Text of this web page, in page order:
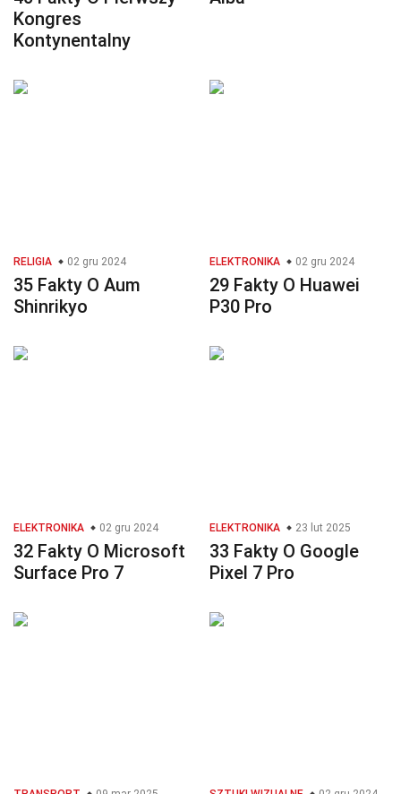
Kongres
Kontynentalny
RELIGIA 02 gru 2024
35 Fakty O Aum
Shinrikyo
ELEKTRONIKA 02 gru 2024
29 Fakty O Huawei
P30 Pro
ELEKTRONIKA 02 gru 2024
32 Fakty O Microsoft
Surface Pro 7
ELEKTRONIKA 23 lut 2025
33 Fakty O Google
Pixel 7 Pro